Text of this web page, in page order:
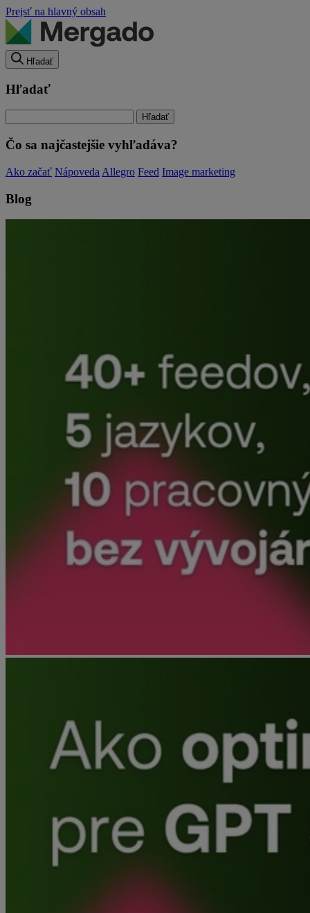
Prejsť na hlavný obsah
Hľadať
Hľadať
Čo sa najčastejšie vyhľadáva?
Ako začať Nápoveda Allegro Feed Image marketing
Blog